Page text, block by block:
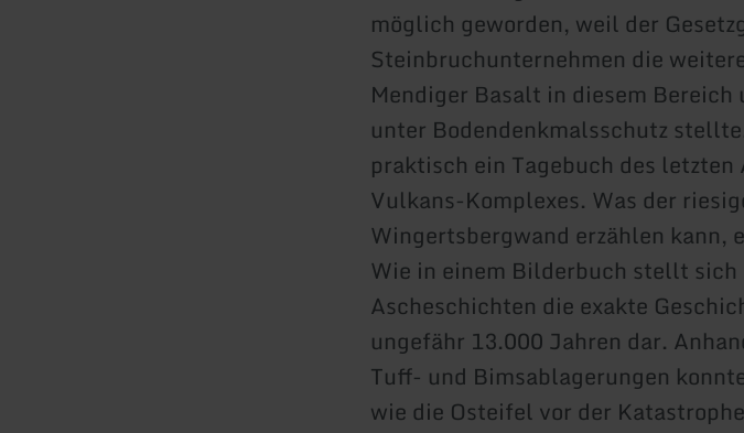
möglich geworden, weil der
Steinbruchunternehmen die
Mendiger Basalt in diesem
unter Bodendenkmalsschutz
praktisch ein Tagebuch des
Vulkans-Komplexes. Was der
Wingertsbergwand erzählen kann,
Wie in einem Bilderbuch stellt
Ascheschichten die exakte
ungefähr 13.000 Jahren dar.
Tuff- und Bimsablagerungen
wie die Osteifel vor der